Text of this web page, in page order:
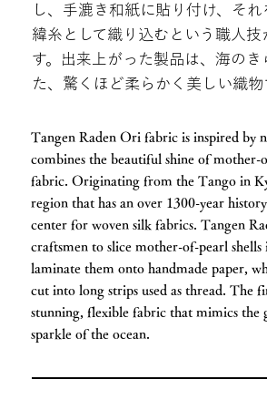
し、手漉き和紙に貼り付け、それ
緯糸として織り込むという職人技
す。出来上がった製品は、海のき
た、驚くほど柔らかく美しい織物
Tangen Raden Ori fabric is inspired by
combines the beautiful shine of mother-
fabric. Originating from the Tango in
region that has an over 1300-year
center for woven silk fabrics. Tangen
craftsmen to slice mother-of-pearl shells
laminate them onto handmade paper,
cut into long strips used as thread. The
stunning, flexible fabric that mimics the
sparkle of the ocean.